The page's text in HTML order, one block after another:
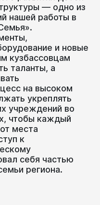
— одно из
нашей работы в
и новые
кузбассовцам
таланты, а
на высоком
укреплять
учреждений во
чтобы каждый
места
к
себя частью
региона.